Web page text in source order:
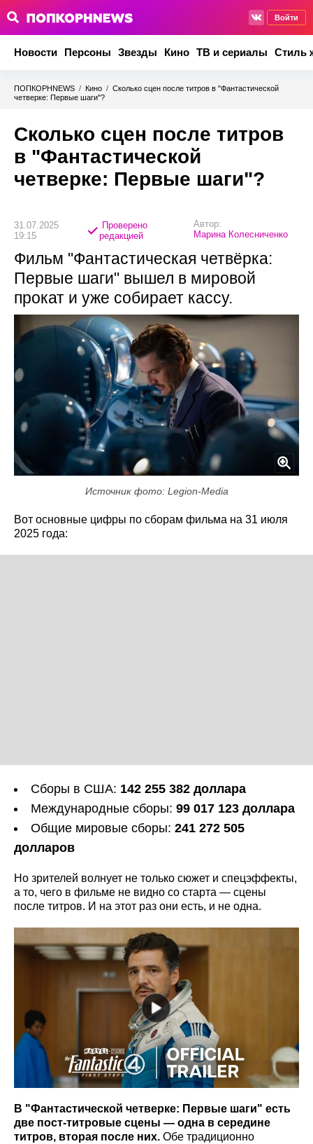
Войти
Новости Персоны Звезды Кино ТВ и сериалы Стиль
ПОПКОРНNEWS / Кино / Сколько сцен после титров в "Фантастической
четверке: Первые шаги"?
Сколько сцен после титров
в "Фантастической
четверке: Первые шаги"?
31.07.2025
19:15
Проверено
редакцией
Автор:
Марина Колесниченко
Фильм "Фантастическая четвёрка:
Первые шаги" вышел в мировой
прокат и уже собирает кассу.
Источник фото: Legion-Media
Вот основные цифры по сборам фильма на 31 июля
2025 года:
Сборы в США: 142 255 382 доллара
Международные сборы: 99 017 123 доллара
Общие мировые сборы: 241 272 505
долларов
Но зрителей волнует не только сюжет и спецэффекты,
а то, чего в фильме не видно со старта — сцены
после титров. И на этот раз они есть, и не одна.
В "Фантастической четверке: Первые шаги" есть
две пост-титровые сцены — одна в середине
титров, вторая после них. Обе традиционно